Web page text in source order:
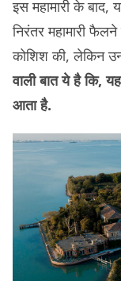
इस महामारी के बाद,
निरंतर महामारी
कोशिश की, लेकिन
वाली बात ये है कि,
आता है.